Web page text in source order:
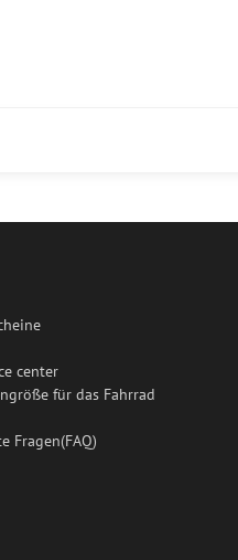
center
für das Fahrrad
Fragen(FAQ)